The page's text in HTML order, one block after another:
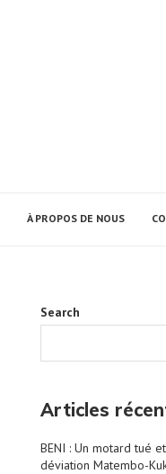
À PROPOS DE NOUS
Search
Articles
BENI : Un motard tué
déviation Matembo-